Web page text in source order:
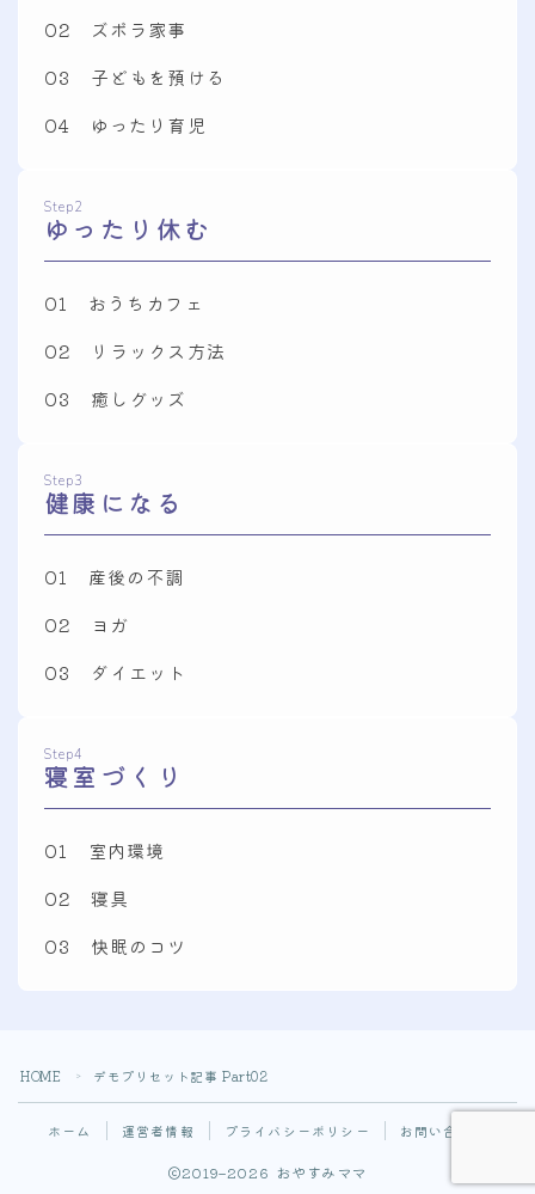
02 ズボラ家事
03 子どもを預ける
04 ゆったり育児
Step2
ゆったり休む
01 おうちカフェ
02 リラックス方法
03 癒しグッズ
Step3
健康になる
01 産後の不調
02 ヨガ
03 ダイエット
Step4
寝室づくり
01 室内環境
02 寝具
03 快眠のコツ
HOME ＞ デモプリセット記事 Part02
ホーム 運営者情報 プライバシーポリシー お問い合わせ
2019–2026 おやすみママ